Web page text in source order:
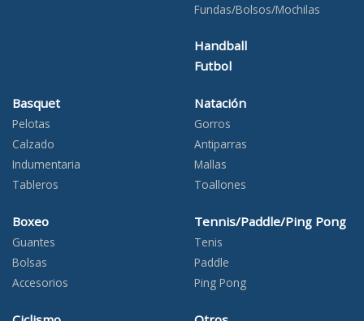
Fundas/Bolsos/Mochilas
Handball
Futbol
Basquet
Pelotas
Calzado
Indumentaria
Tableros
Boxeo
Guantes
Bolsas
Accesorios
Natación
Gorros
Antiparras
Mallas
Toallones
Tennis/Paddle/Ping Pong
Tenis
Paddle
Ping Pong